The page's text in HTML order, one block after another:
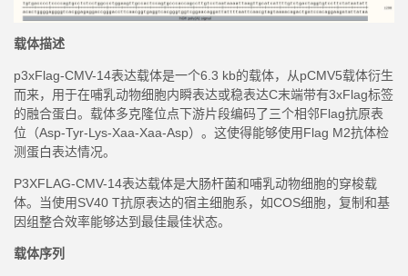
载体描述
p3xFlag-CMV-14表达载体是一个6.3 kb的载体，从pCMV5载体衍生
而来，用于在哺乳动物细胞内瞬表达或稳表达C末端带有3xFlag标签
的融合蛋白。载体多克隆位点下游片段编码了三个相邻Flag抗原表
位（Asp-Tyr-Lys-Xaa-Xaa-Asp）。这使得能够使用Flag M2抗体检
测蛋白表达情况。
P3XFLAG-CMV-14表达载体是大肠杆菌和哺乳动物细胞的穿梭载
体。当使用SV40 T抗原表达的宿主细胞系，如COS细胞，复制和基
因组整合效率能够达到最佳最佳状态。
载体序列